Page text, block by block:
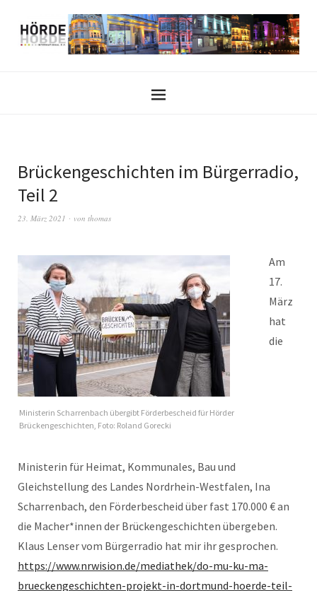
Brückengeschichten im Bürgerradio,
Teil 2
23. März 2021 von thomas
Ministerin Scharrenbach übergibt Förderbescheid für Hörder
Brückengeschichten, Foto: Roland Gorecki
Am
17.
März
hat
die
Ministerin für Heimat, Kommunales, Bau und
Gleichstellung des Landes Nordrhein-Westfalen, Ina
Scharrenbach, den Förderbescheid über fast 170.000 € an
die Macher*innen der Brückengeschichten übergeben.
Klaus Lenser vom Bürgerradio hat mir ihr gesprochen.
https://www.nrwision.de/mediathek/do-mu-ku-ma-
brueckengeschichten-projekt-in-dortmund-hoerde-teil-